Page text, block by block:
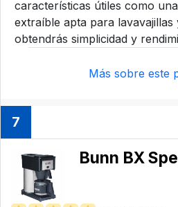
características útiles como
extraíble apta para
obtendrás simplicidad y
Más sobre este
7
Bunn BX